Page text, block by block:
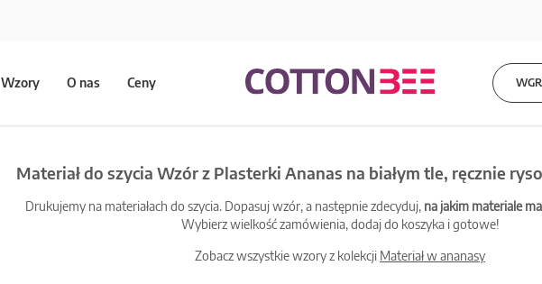
Wzory O nas Ceny
Materiał do szycia Wzór z Plasterki Ananas na białym tle, ręcznie
Drukujemy na materiałach do szycia. Dopasuj wzór, a następnie zdecyduj, na jakim materiale
Wybierz wielkość zamówienia, dodaj do koszyka i gotowe!
Zobacz wszystkie wzory z kolekcji Materiał w ananasy